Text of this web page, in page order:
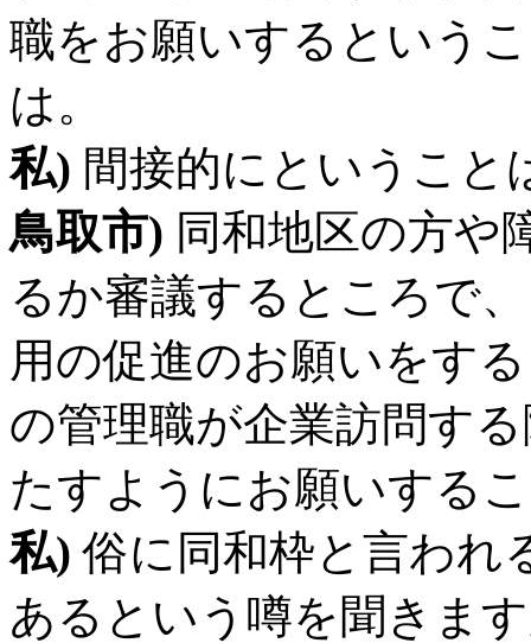
職をお願いするという
は。
私) 間接的にということ
鳥取市) 同和地区の方や
るか審議するところで
用の促進のお願いをす
の管理職が企業訪問す
たすようにお願いする
私)俗に同和枠と言われ
あるという噂を聞きま